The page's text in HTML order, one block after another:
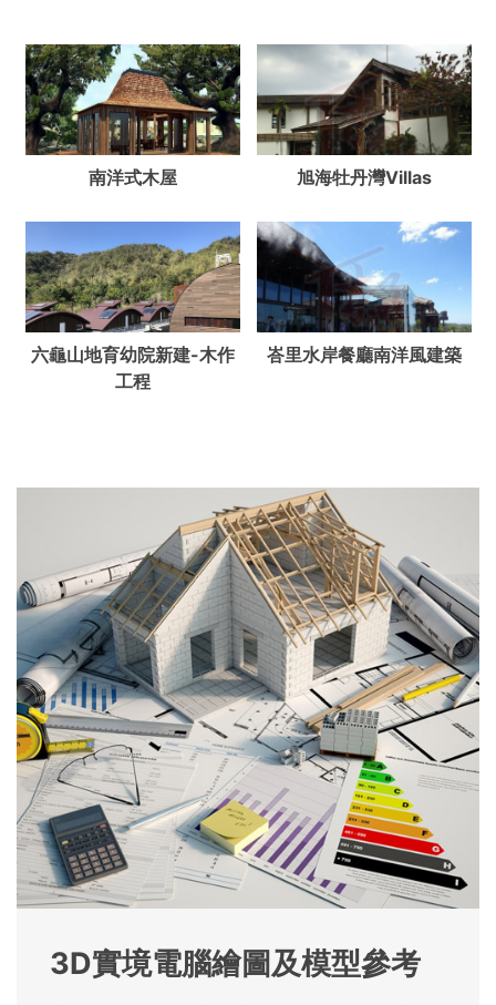
南洋式木屋 旭海牡丹灣Villas
六龜山地育幼院新建-木作
工程
峇里水岸餐廳南洋風建築
3D實境電腦繪圖及模型參考